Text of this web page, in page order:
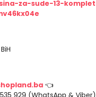
za-sude-13-
👈
929 (WhatsApp & Viber)